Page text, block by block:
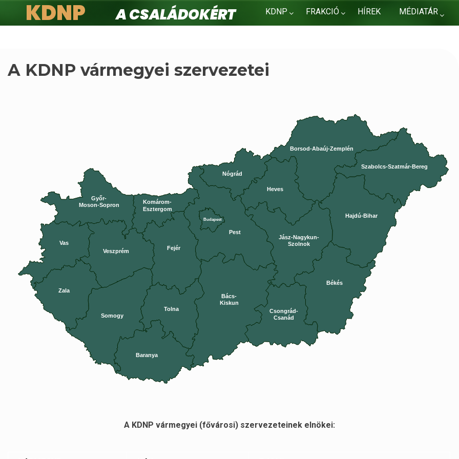
KDNP FRAKCIÓ HÍREK MÉDIATÁR
KDNP
A családokért.
A KDNP vármegyei szervezetei
Borsod-Abaúj-Zemplén
Szabolcs-Szatmár-Bereg
Hajdú-Bihar
Békés
Csongrád-
Csanád
Bács-
Kiskun
Baranya
Somogy
Zala
Vas
Győr-
Moson-Sopron
Komárom-
Esztergom
Tolna
Veszprém Fejér
Pest
Budapest
Jász-Nagykun-
Szolnok
Heves
Nógrád
A KDNP vármegyei (fővárosi) szervezeteinek elnökei: